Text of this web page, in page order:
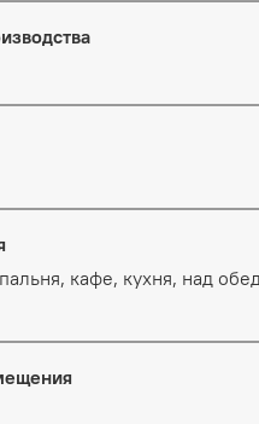
кафе, кухня, над